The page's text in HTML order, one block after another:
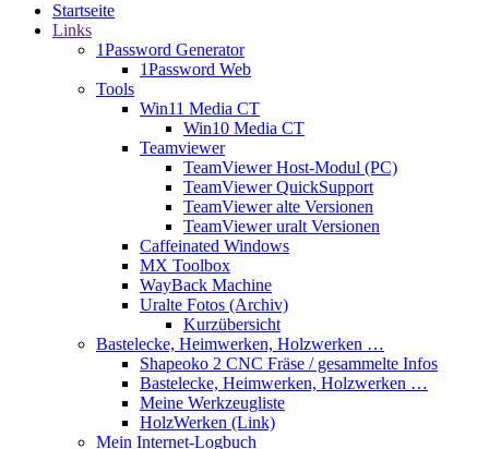
Startseite
Links
1Password Generator
1Password Web
Tools
Win11 Media CT
Win10 Media CT
Teamviewer
TeamViewer Host-Modul (PC)
TeamViewer QuickSupport
TeamViewer alte Versionen
TeamViewer uralt Versionen
Caffeinated Windows
MX Toolbox
WayBack Machine
Uralte Fotos (Archiv)
Kurzübersicht
Bastelecke, Heimwerken, Holzwerken …
Shapeoko 2 CNC Fräse / gesammelte Infos
Bastelecke, Heimwerken, Holzwerken …
Meine Werkzeugliste
HolzWerken (Link)
Mein Internet-Logbuch